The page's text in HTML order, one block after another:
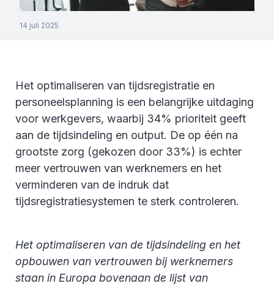
14 juli 2025
Het optimaliseren van tijdsregistratie en
personeelsplanning is een belangrijke uitdaging
voor werkgevers, waarbij 34% prioriteit geeft
aan de tijdsindeling en output. De op één na
grootste zorg (gekozen door 33%) is echter
meer vertrouwen van werknemers en het
verminderen van de indruk dat
tijdsregistratiesystemen te sterk controleren.
Het optimaliseren van de tijdsindeling en het
opbouwen van vertrouwen bij werknemers
staan in Europa bovenaan de lijst van